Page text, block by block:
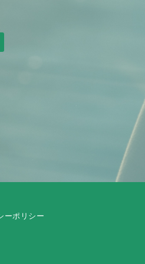
ーポリシー